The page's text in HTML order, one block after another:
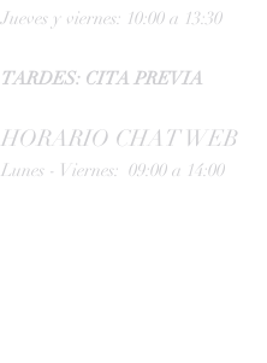
Jueves y viernes: 10:00 a 13:30
TARDES: CITA PREVIA
HORARIO CHAT WEB
Lunes - Viernes: 09:00 a 14:00